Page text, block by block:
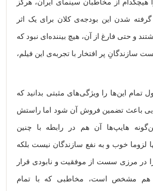
هیچکدام از مخاطبان سینمای ایران، هرگز
گرفته شدن این بودجه‌ی کلان برای یک اثر
و حتی فارغ از آن، هیچ بیننده‌ای نبود که
سازندگانِ پر افتخار با تجربه‌ی این فیلم،
تمام این‌ها را ویژگی‌های مثبتی بدانید که
باعث تضمین فروش آن شود اما راستش
هایپ‌ها آن هم در رابطه با چنین
لزوما خوب و به نفع سازندگان نیست بلکه
در مرزی سست از موفقیت و نابودی قرار
مشخص است، مخاطبی که با تمام